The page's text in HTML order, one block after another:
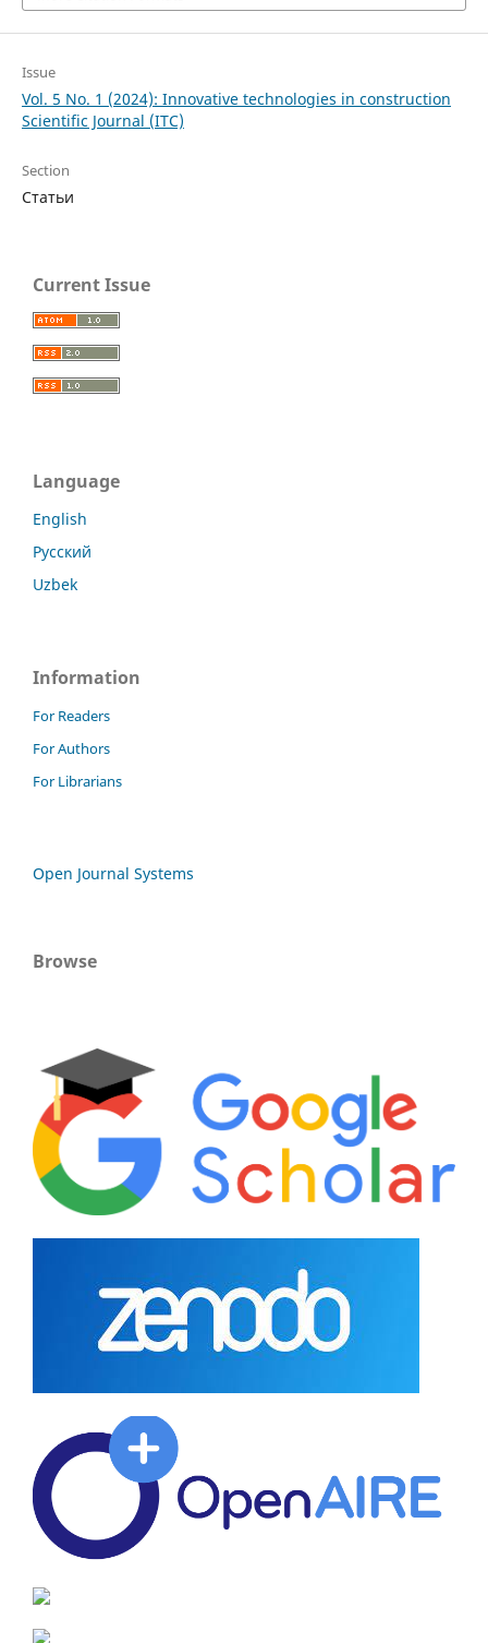
Issue
Vol. 5 No. 1 (2024): Innovative technologies in construction
Scientific Journal (ITC)
Section
Статьи
Current Issue
Language
English
Русский
Uzbek
Information
For Readers
For Authors
For Librarians
Open Journal Systems
Browse